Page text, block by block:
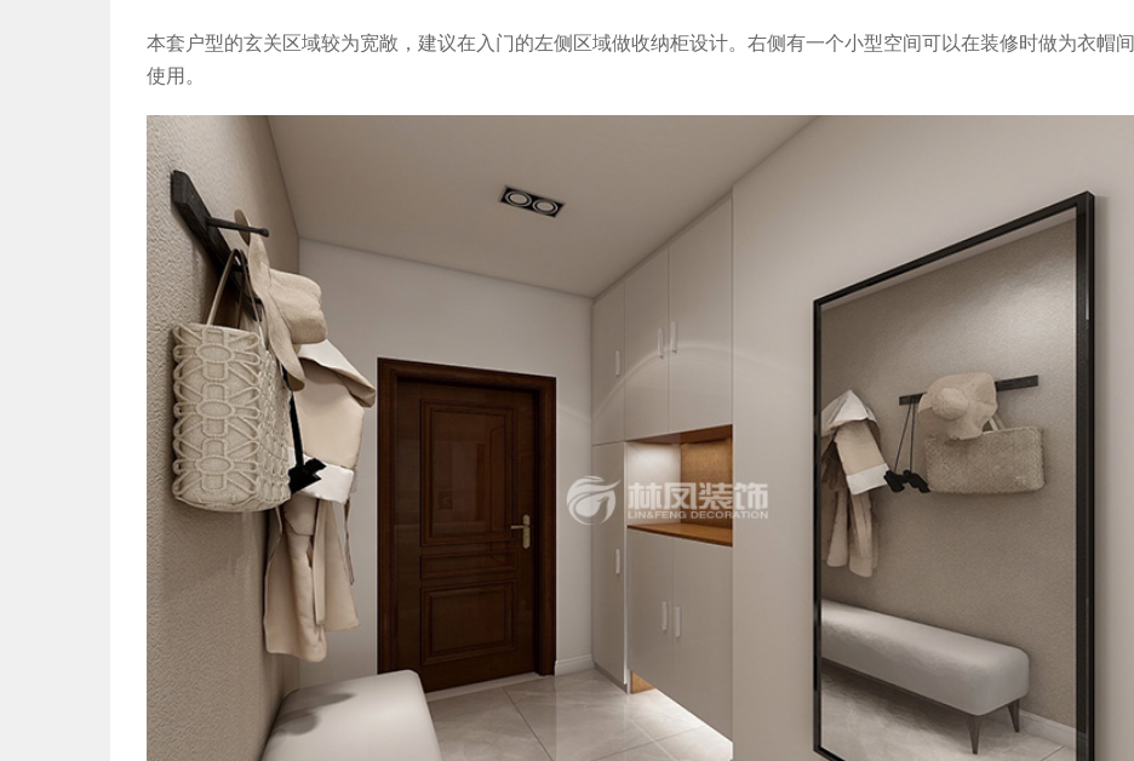
本套户型的玄关区域较为宽敞，建议在入门的左侧区域做收纳柜设计。右侧有一个小型空间可以在装修时做为衣帽间
使用。